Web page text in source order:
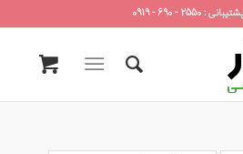
2550 - 690 - 0919